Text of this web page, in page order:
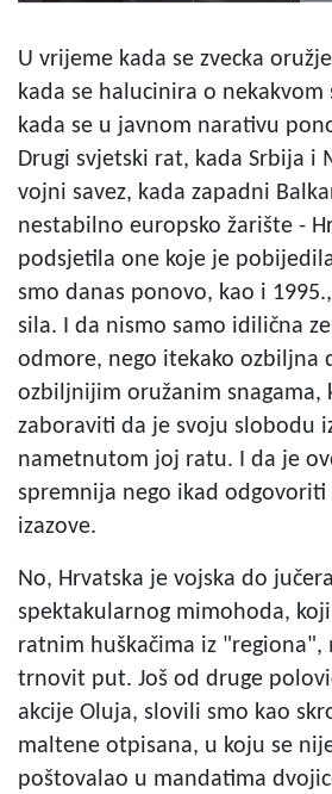
U vrijeme kada se zvecka
kada se halucinira o nekakvom
kada se u javnom narativu
Drugi svjetski rat, kada Srbija i
vojni savez, kada zapadni
nestabilno europsko žarište -
podsjetila one koje je
smo danas ponovo, kao i
sila. I da nismo samo idilična
odmore, nego itekako ozbiljna
ozbiljnijim oružanim snagama,
zaboraviti da je svoju slobodu
nametnutom joj ratu. I da je
spremnija nego ikad odgovoriti
izazove.
No, Hrvatska je vojska do
spektakularnog mimohoda,
ratnim huškačima iz "regiona",
trnovit put. Još od druge
akcije Oluja, slovili smo kao
maltene otpisana, u koju se
poštovalao u mandatima